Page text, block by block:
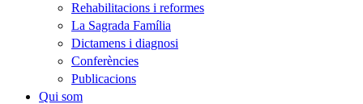
Rehabilitacions i reformes
La Sagrada Família
Dictamens i diagnosi
Conferències
Publicacions
Qui som